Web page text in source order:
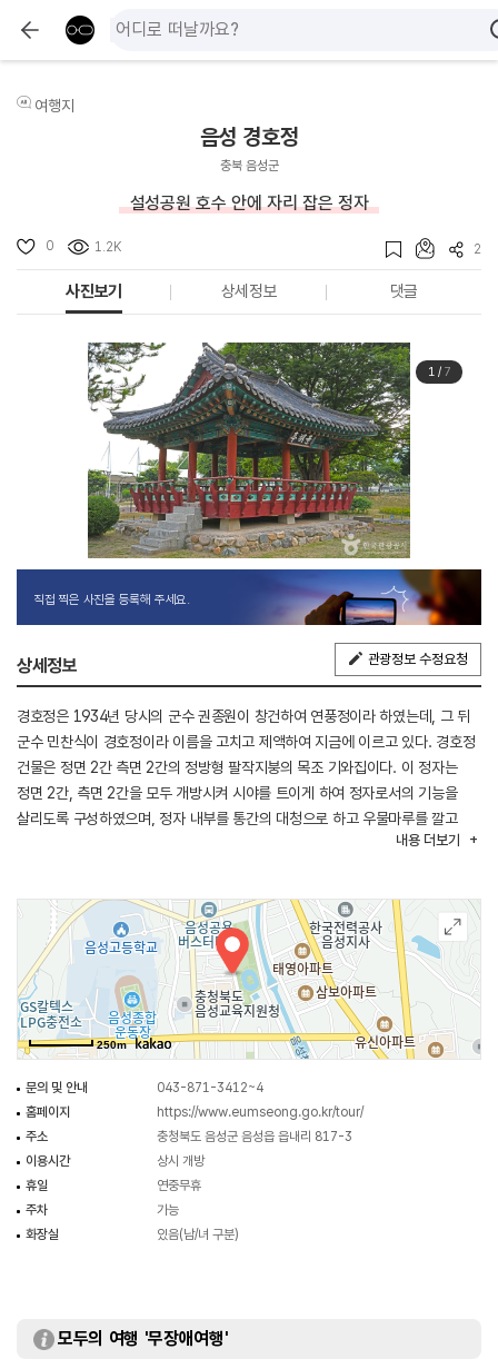
여행지
음성 경호정
충북 음성군
설성공원 호수 안에 자리 잡은 정자
0 1.2K 2
사진보기 상세정보 댓글
1/ 7
직접 찍은 사진을 등록해 주세요.
상세정보 관광정보 수정요청
경호정은 1934년 당시의 군수 권종원이 창건하여 연풍정이라 하였는데, 그 뒤
군수 민찬식이 경호정이라 이름을 고치고 제액하여 지금에 이르고 있다. 경호정
건물은 정면 2간 측면 2간의 정방형 팔작지붕의 목조 기와집이다. 이 정자는
정면 2간, 측면 2간을 모두 개방시켜 시야를 트이게 하여 정자로서의 기능을
살리도록 구성하였으며, 정자 내부를 통간의 대청으로 하고 우물마루를 깔고
위치하는데 정자가 놓여있는 섬으로 출입을 하도록 좌, 우 중앙에 폭 1.35m의
화강석 교각을 설치하였다. 경호정은 연못과 정자와 교각이 잘 조화되어 여유와
사색 풍유를 즐길 수 있는 공간을 구성하고 있다.
내용 더보기
250m
문의 및 안내
043-871-3412~4
홈페이지
https://www.eumseong.go.kr/tour/
주소
충청북도 음성군 음성읍 읍내리 817-3
이용시간
상시 개방
휴일
연중무휴
주차
가능
화장실
있음(남/녀 구분)
모두의 여행 '무장애여행'